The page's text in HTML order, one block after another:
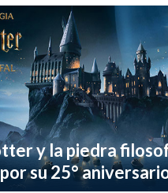
y la piedra
su 25°